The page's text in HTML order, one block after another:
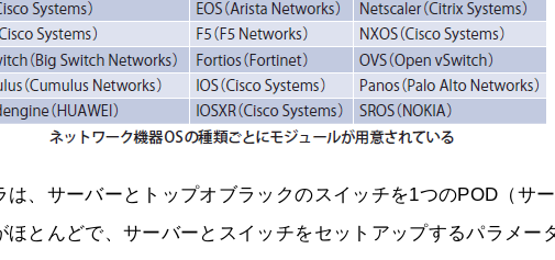
は、サーバーとトップオブラックのスイッチを1つのPOD（サ
とんどで、サーバーとスイッチをセットアップするパラメー